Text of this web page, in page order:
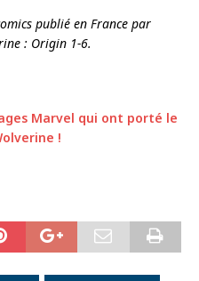
publié en France par
: Origin 1-6.
Marvel qui ont porté le
!